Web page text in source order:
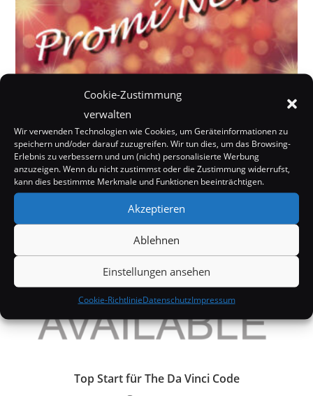
Cookie-Zustimmung
verwalten
Wir verwenden Technologien wie Cookies, um Geräteinformationen zu
speichern und/oder darauf zuzugreifen. Wir tun dies, um das Browsing-
Erlebnis zu verbessern und um (nicht) personalisierte Werbung
anzuzeigen. Wenn du nicht zustimmst oder die Zustimmung widerrufst,
kann dies bestimmte Merkmale und Funktionen beeinträchtigen.
Akzeptieren
Ablehnen
Einstellungen ansehen
Cookie-RichtlinieDatenschutzImpressum
Heidi Klum posiert halb nackt auf Instagram
20. März 2018
Top Start für The Da Vinci Code